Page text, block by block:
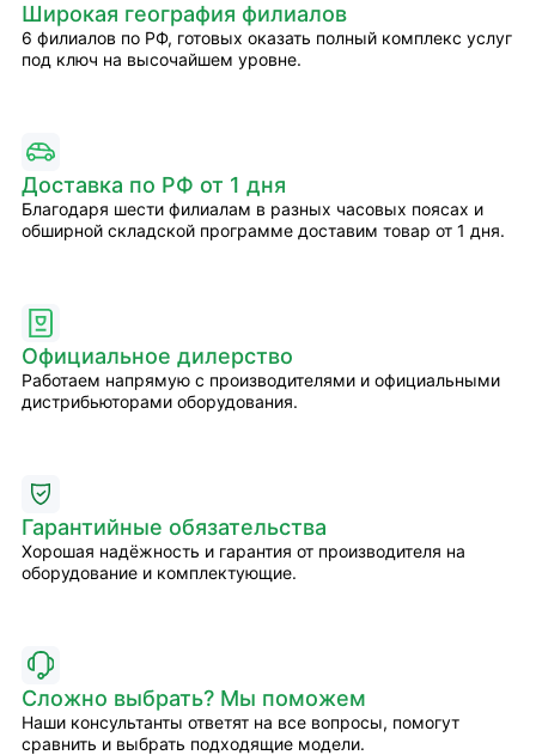
Широкая география филиалов
6 филиалов по РФ, готовых оказать полный комплекс услуг
под ключ на высочайшем уровне.
Доставка по РФ от 1 дня
Благодаря шести филиалам в разных часовых поясах и
обширной складской программе доставим товар от 1 дня.
Официальное дилерство
Работаем напрямую с производителями и официальными
дистрибьюторами оборудования.
Гарантийные обязательства
Хорошая надёжность и гарантия от производителя на
оборудование и комплектующие.
Сложно выбрать? Мы поможем
Наши консультанты ответят на все вопросы, помогут
сравнить и выбрать подходящие модели.